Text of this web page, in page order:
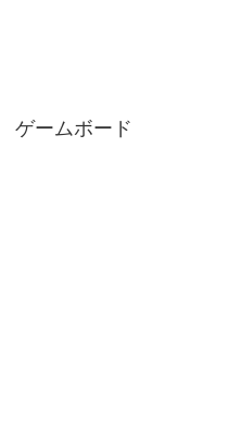
ゲームボード